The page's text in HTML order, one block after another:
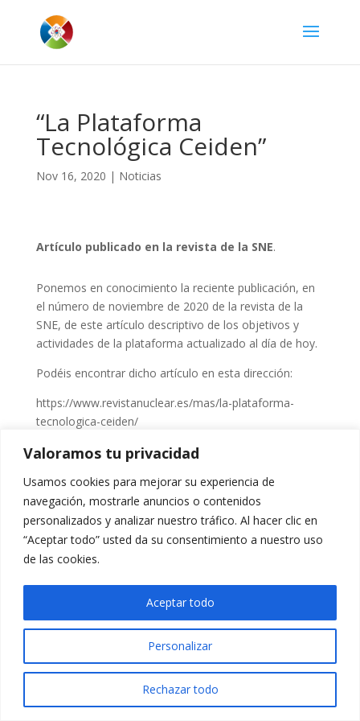
Valoramos tu privacidad
Usamos cookies para mejorar su experiencia de
navegación, mostrarle anuncios o contenidos
personalizados y analizar nuestro tráfico. Al hacer clic en
“Aceptar todo” usted da su consentimiento a nuestro uso
de las cookies.
Personalizar
Rechazar todo
Aceptar todo
“La Plataforma
Tecnológica Ceiden”
Nov 16, 2020 | Noticias
Artículo publicado en la revista de la SNE.
Ponemos en conocimiento la reciente publicación, en
el número de noviembre de 2020 de la revista de la
SNE, de este artículo descriptivo de los objetivos y
actividades de la plataforma actualizado al día de hoy.
Podéis encontrar dicho artículo en esta dirección:
https://www.revistanuclear.es/mas/la-plataforma-
tecnologica-ceiden/